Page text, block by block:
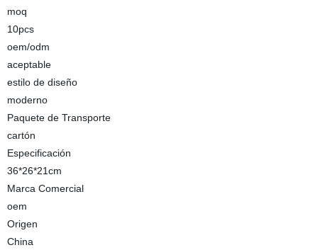
moq
10pcs
oem/odm
aceptable
estilo de diseño
moderno
Paquete de Transporte
cartón
Especificación
36*26*21cm
Marca Comercial
oem
Origen
China